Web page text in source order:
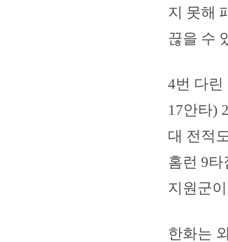
지 못해
끊을 수
4번 다린
17안타)
대 전적
홈런 9
지원군
한화는